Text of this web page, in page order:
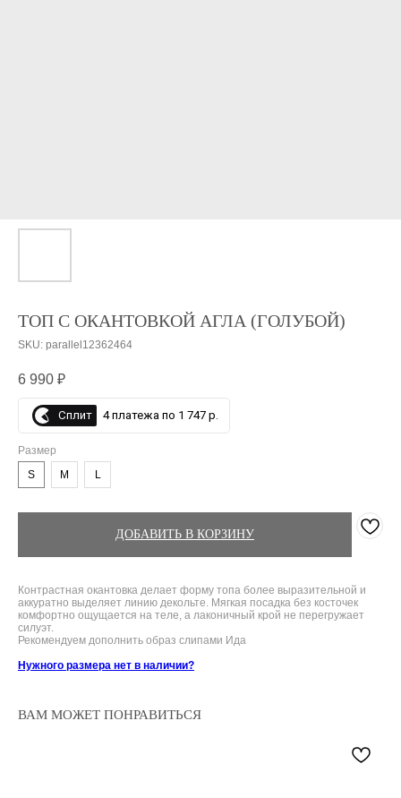
ТОП С ОКАНТОВКОЙ АГЛА (ГОЛУБОЙ)
SKU: parallel12362464
6 990 ₽
Сплит 4 платежа по 1 747 р.
Размер
S
M L
ДОБАВИТЬ В КОРЗИНУ
Контрастная окантовка делает форму топа более выразительной и
аккуратно выделяет линию декольте. Мягкая посадка без косточек
комфортно ощущается на теле, а лаконичный крой не перегружает
силуэт.
Рекомендуем дополнить образ слипами Ида
Нужного размера нет в наличии?
ВАМ МОЖЕТ ПОНРАВИТЬСЯ